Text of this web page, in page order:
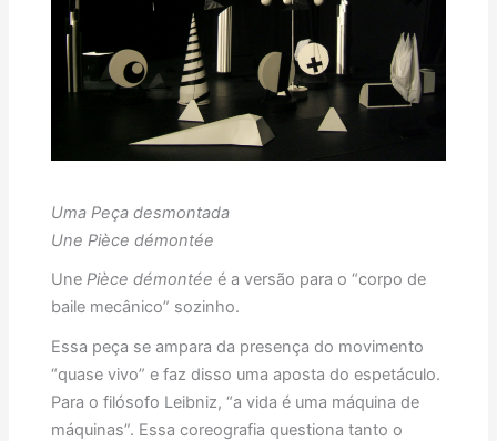
Uma Peça desmontada
Une Pièce démontée
Une Pièce démontée é a versão para o “corpo de
baile mecânico” sozinho.
Essa peça se ampara da presença do movimento
“quase vivo” e faz disso uma aposta do espetáculo.
Para o filósofo Leibniz, “a vida é uma máquina de
máquinas”. Essa coreografia questiona tanto o